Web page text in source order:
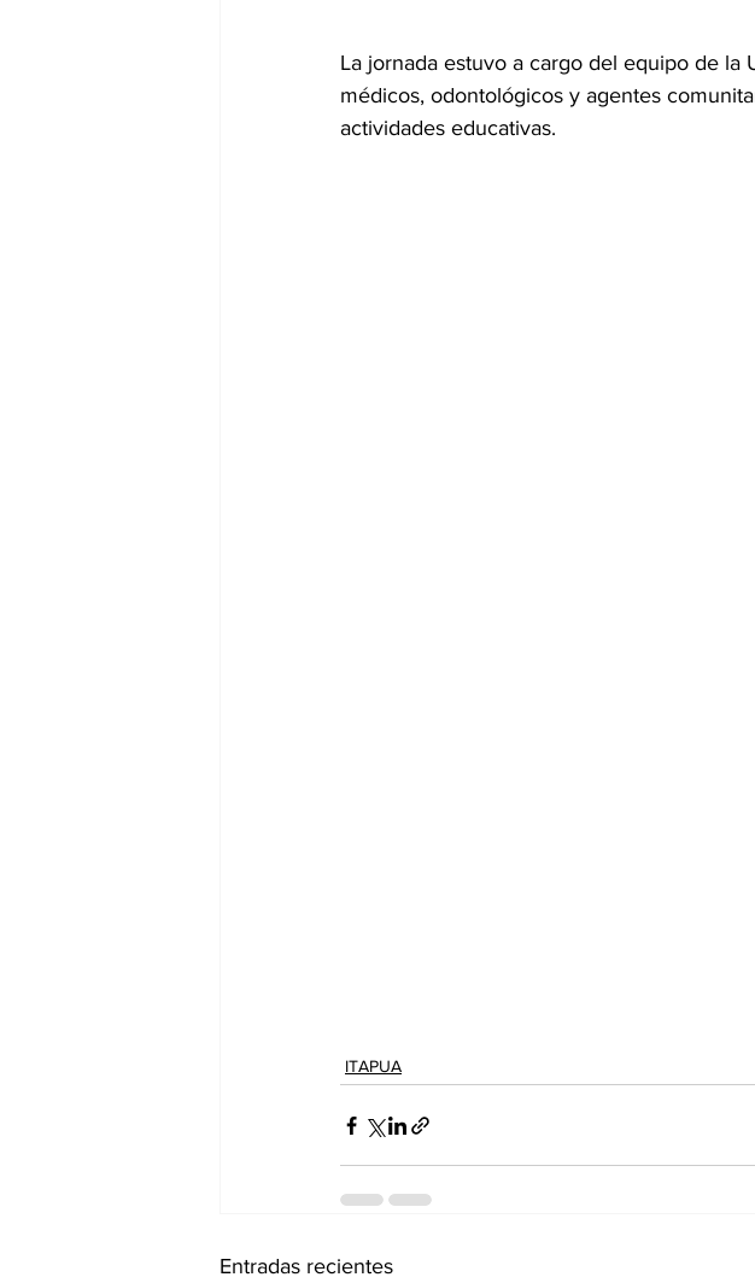
La jornada estuvo a cargo del equipo de la
médicos, odontológicos y agentes
actividades educativas.
ITAPUA
Entradas recientes